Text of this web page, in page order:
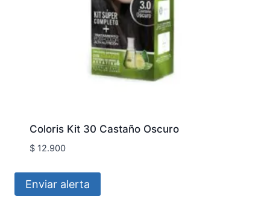
Coloris Kit 30 Castaño Oscuro
$12.900
Enviar alerta